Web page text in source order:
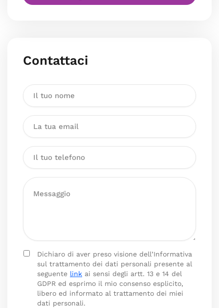
Contattaci
Dichiaro di aver preso visione dell’Informativa
sul trattamento dei dati personali presente al
seguente link ai sensi degli artt. 13 e 14 del
GDPR ed esprimo il mio consenso esplicito,
libero ed informato al trattamento dei miei
dati personali.